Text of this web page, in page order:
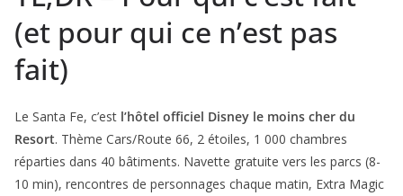
(et pour qui ce n’est pas
fait)
Le Santa Fe, c’est l’hôtel officiel Disney le moins cher du
Resort. Thème Cars/Route 66, 2 étoiles, 1 000 chambres
réparties dans 40 bâtiments. Navette gratuite vers les parcs (8-
10 min), rencontres de personnages chaque matin, Extra Magic